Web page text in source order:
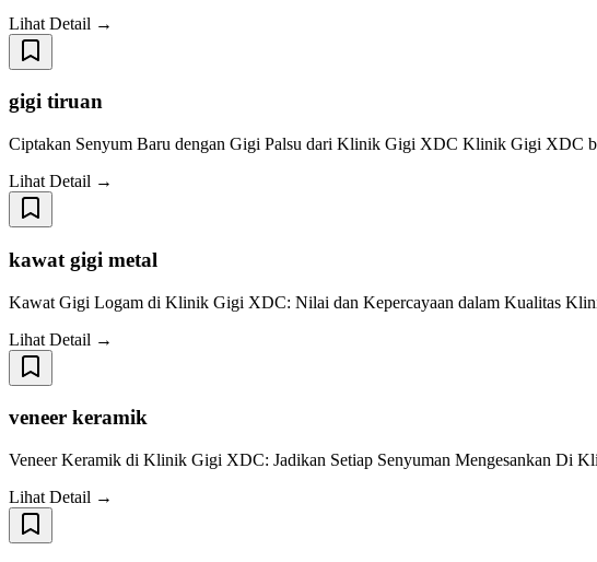
Lihat Detail →
gigi tiruan
Ciptakan Senyum Baru dengan Gigi Palsu dari Klinik Gigi XDC Klinik Gigi XDC
Lihat Detail →
kawat gigi metal
Kawat Gigi Logam di Klinik Gigi XDC: Nilai dan Kepercayaan dalam Kualitas
Lihat Detail →
veneer keramik
Veneer Keramik di Klinik Gigi XDC: Jadikan Setiap Senyuman Mengesankan Di
Lihat Detail →